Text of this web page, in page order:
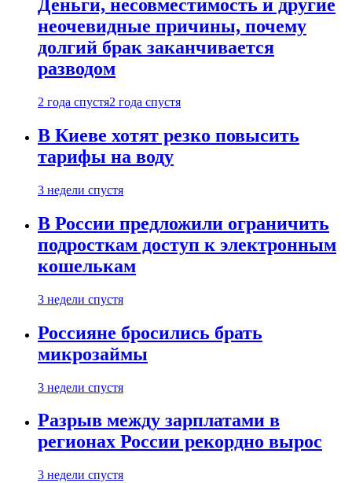
Деньги, несовместимость и другие
неочевидные причины, почему
долгий брак заканчивается
разводом
2 года спустя2 года спустя
В Киеве хотят резко повысить
тарифы на воду
3 недели спустя
В России предложили ограничить
подросткам доступ к электронным
кошелькам
3 недели спустя
Россияне бросились брать
микрозаймы
3 недели спустя
Разрыв между зарплатами в
регионах России рекордно вырос
3 недели спустя